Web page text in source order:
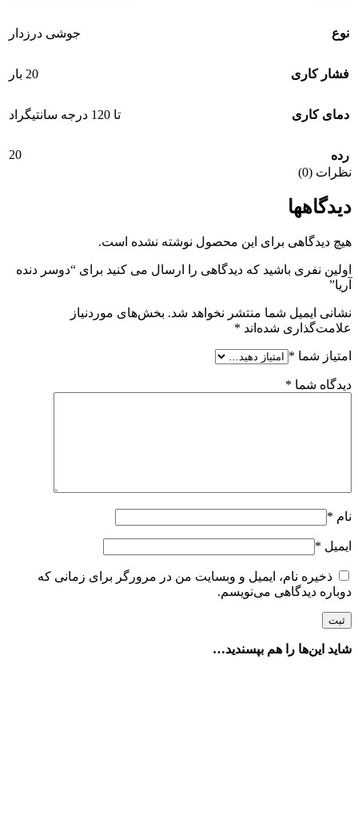
نوع جوشی درزدار
فشار کاری 20 بار
دمای کاری تا 120 درجه سانتیگراد
رده
20
نظرات (0)
دیدگاهها
هیچ دیدگاهی برای این محصول نوشته نشده است.
اولین نفری باشید که دیدگاهی را ارسال می کنید برای “دوسر دنده
آریا”
نشانی ایمیل شما منتشر نخواهد شد. بخش‌های موردنیاز
علامت‌گذاری شده‌اند *
امتیاز شما *
دیدگاه شما *
نام *
ایمیل *
ذخیره نام، ایمیل و وبسایت من در مرورگر برای زمانی که
دوباره دیدگاهی می‌نویسم.
شاید این‌ها را هم بپسندید…